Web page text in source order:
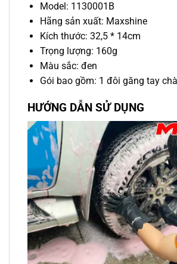
Model: 1130001B
Hãng sản xuất: Maxshine
Kích thước: 32,5 * 14cm
Trọng lượng: 160g
Màu sắc: đen
Gói bao gồm: 1 đôi găng tay
HƯỚNG DẪN SỬ DỤNG